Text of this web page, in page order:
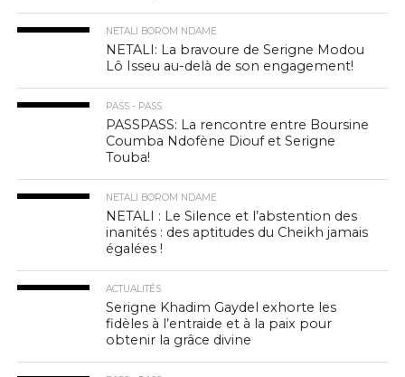
NETALI BOROM NDAME
NETALI: La bravoure de Serigne Modou
Lô Isseu au-delà de son engagement!
PASS - PASS
PASSPASS: La rencontre entre Boursine
Coumba Ndofène Diouf et Serigne
Touba!
NETALI BOROM NDAME
NETALI : Le Silence et l’abstention des
inanités : des aptitudes du Cheikh jamais
égalées !
ACTUALITÉS
Serigne Khadim Gaydel exhorte les
fidèles à l’entraide et à la paix pour
obtenir la grâce divine